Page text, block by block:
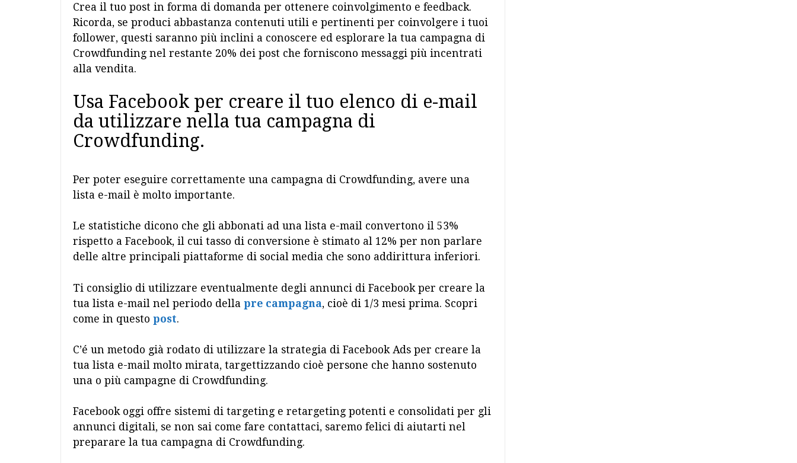
Crea il tuo post in forma di domanda per ottenere coinvolgimento e feedback.
Ricorda, se produci abbastanza contenuti utili e pertinenti per coinvolgere i tuoi
follower, questi saranno più inclini a conoscere ed esplorare la tua campagna di
Crowdfunding nel restante 20% dei post che forniscono messaggi più incentrati
alla vendita.
Usa Facebook per creare il tuo elenco di e-mail
da utilizzare nella tua campagna di
Crowdfunding.
Per poter eseguire correttamente una campagna di Crowdfunding, avere una
lista e-mail è molto importante.
Le statistiche dicono che gli abbonati ad una lista e-mail convertono il 53%
rispetto a Facebook, il cui tasso di conversione è stimato al 12% per non parlare
delle altre principali piattaforme di social media che sono addirittura inferiori.
Ti consiglio di utilizzare eventualmente degli annunci di Facebook per creare la
tua lista e-mail nel periodo della pre campagna, cioè di 1/3 mesi prima. Scopri
come in questo post.
C’é un metodo già rodato di utilizzare la strategia di Facebook Ads per creare la
tua lista e-mail molto mirata, targettizzando cioè persone che hanno sostenuto
una o più campagne di Crowdfunding.
Facebook oggi offre sistemi di targeting e retargeting potenti e consolidati per gli
annunci digitali, se non sai come fare contattaci, saremo felici di aiutarti nel
preparare la tua campagna di Crowdfunding.